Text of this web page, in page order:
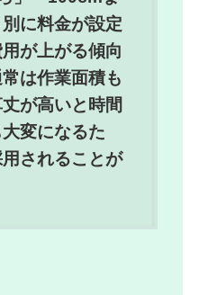
に料金が設定
が上がる傾向
は作業面積も
が高いと時間
変になるた
されることが